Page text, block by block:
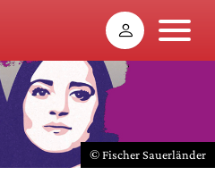
© Fischer Sauerländer